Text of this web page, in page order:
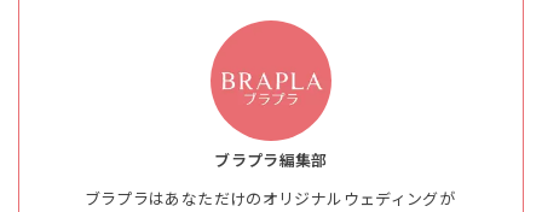
ブラプラ編集部
ブラプラはあなただけのオリジナルウェディングが